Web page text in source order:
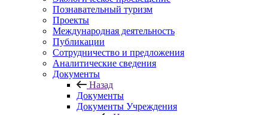
Познавательный туризм
Проекты
Международная деятельность
Публикации
Сотрудничество и предложения
Аналитические сведения
Документы
Назад
Документы
Документы Учреждения